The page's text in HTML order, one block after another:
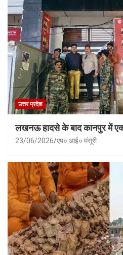
उत्तर प्रदेश
लखनऊ हादसे के बाद कानपुर में
23/06/2026 एम० आई० मंसूरी